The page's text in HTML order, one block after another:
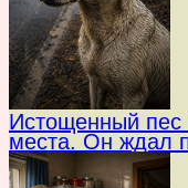
Истощенный пес
места. Он ждал